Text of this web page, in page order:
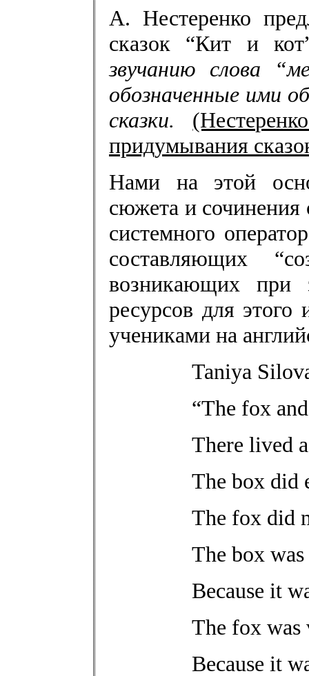
А. Нестеренко
сказок “Кит и
звучанию слова
обозначенные ими
сказки.
придумывания
Нами на этой
сюжета и сочинения
системного
составляющих
возникающих при
ресурсов для этого
учениками на
Taniya
“The fox
There lived
The box did
The fox did
The box
Because it
The fox was
Because it